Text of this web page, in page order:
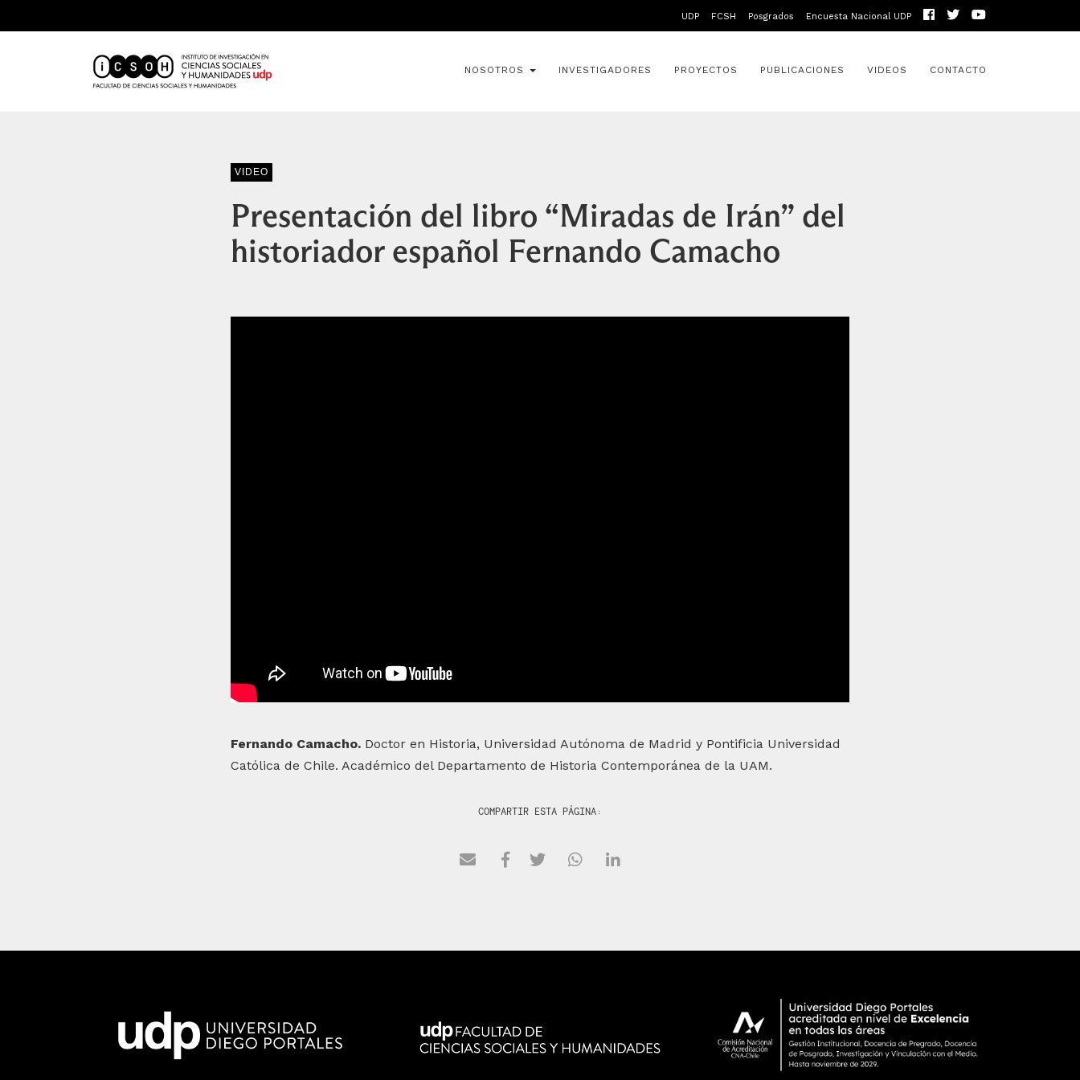
UDP FCSH Posgrados Encuesta Nacional UDP
NOSOTROS INVESTIGADORES PROYECTOS PUBLICACIONES VIDEOS CONTACTO
VIDEO
Presentación del libro “Miradas de Irán” del
historiador español Fernando Camacho
Fernando Camacho. Doctor en Historia, Universidad Autónoma de Madrid y Pontificia Universidad
Católica de Chile. Académico del Departamento de Historia Contemporánea de la UAM.
COMPARTIR ESTA PÁGINA: